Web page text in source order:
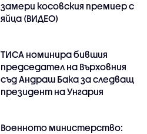
замери косовския премиер с
яйца (ВИДЕО)
ТИСА номинира бившия
председател на Върховния
съд Андраш Бака за следващ
президент на Унгария
Военното министерство: